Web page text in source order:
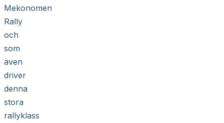
Mekonomen
Rally
och
som
även
driver
denna
stora
rallyklass